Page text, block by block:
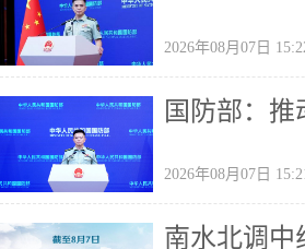
2026年08月07日
国防部：
2026年08月07日
南水北调中